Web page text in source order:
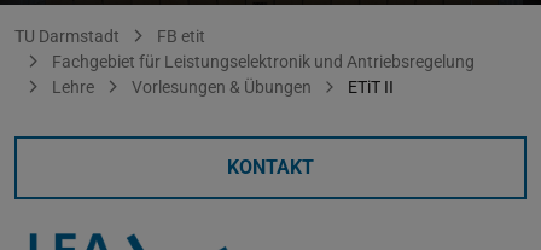
Sie befinden sich hier:
TU Darmstadt
FB etit
Fachgebiet für Leistungselektronik und Antriebsregelung
Lehre
Vorlesungen & Übungen ETiT II
KONTAKT